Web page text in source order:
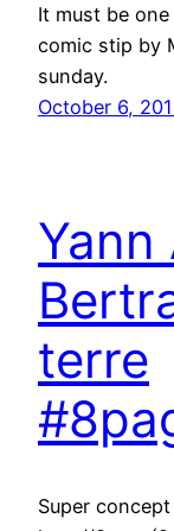
It must be
comic stip by
sunday.
October 6,
terre
Super